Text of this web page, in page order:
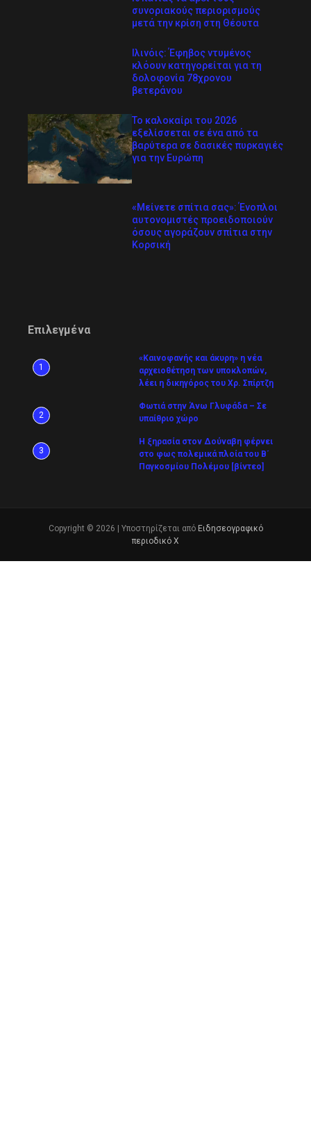
συνοριακούς περιορισμούς
μετά την κρίση στη Θέουτα
Ιλινόις: Έφηβος ντυμένος
κλόουν κατηγορείται για τη
δολοφονία 78χρονου
βετεράνου
Το καλοκαίρι του 2026
εξελίσσεται σε ένα από τα
βαρύτερα σε δασικές πυρκαγιές
για την Ευρώπη
«Μείνετε σπίτια σας»: Ένοπλοι
αυτονομιστές προειδοποιούν
όσους αγοράζουν σπίτια στην
Κορσική
Επιλεγμένα
1
«Καινοφανής και άκυρη» η νέα
αρχειοθέτηση των υποκλοπών,
λέει η δικηγόρος του Χρ. Σπίρτζη
2
Φωτιά στην Άνω Γλυφάδα – Σε
υπαίθριο χώρο
3
Η ξηρασία στον Δούναβη φέρνει
στο φως πολεμικά πλοία του Β´
Παγκοσμίου Πολέμου [βίντεο]
Copyright © 2026 | Υποστηρίζεται από Ειδησεογραφικό
περιοδικό Χ